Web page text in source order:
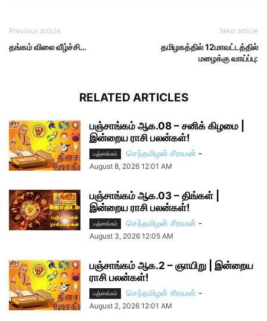
Previous article
தங்கம் விலை வீழ்ச்சி…
Next article
தமிழகத்தில் 12மாவட்டத்தில்
மழைக்கு வாய்ப்பு:
RELATED ARTICLES
பஞ்சாங்கம் ஆக.08 – சனிக் கிழமை |
இன்றைய ராசி பலன்கள்!
பஞ்சாங்கம் செந்தமிழன் சீராமன் -
August 8, 2026 12:01 AM
பஞ்சாங்கம் ஆக.03 – திங்கள் |
இன்றைய ராசி பலன்கள்!
பஞ்சாங்கம் செந்தமிழன் சீராமன் -
August 3, 2026 12:05 AM
பஞ்சாங்கம் ஆக.2 – ஞாயிறு | இன்றைய
ராசி பலன்கள்!
பஞ்சாங்கம் செந்தமிழன் சீராமன் -
August 2, 2026 12:01 AM